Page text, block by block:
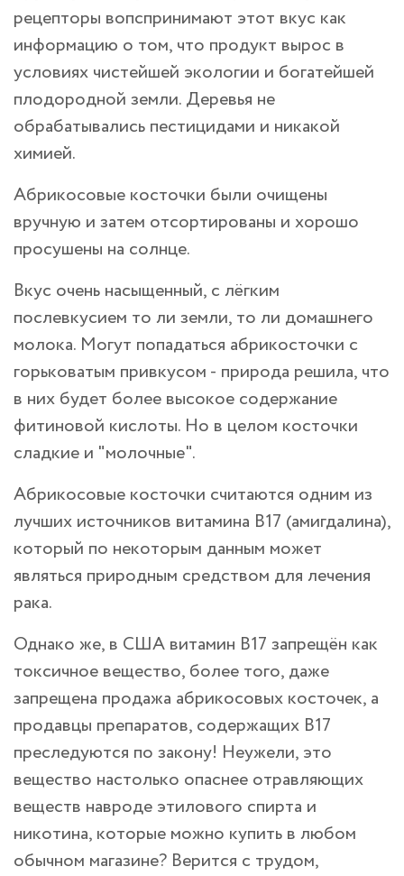
рецепторы вопспринимают этот вкус как
информацию о том, что продукт вырос в
условиях чистейшей экологии и богатейшей
плодородной земли. Деревья не
обрабатывались пестицидами и никакой
химией.
Абрикосовые косточки были очищены
вручную и затем отсортированы и хорошо
просушены на солнце.
Вкус очень насыщенный, с лёгким
послевкусием то ли земли, то ли домашнего
молока. Могут попадаться абрикосточки с
горьковатым привкусом - природа решила, что
в них будет более высокое содержание
фитиновой кислоты. Но в целом косточки
сладкие и "молочные".
Абрикосовые косточки считаются одним из
лучших источников витамина B17 (амигдалина),
который по некоторым данным может
являться природным средством для лечения
рака.
Однако же, в США витамин B17 запрещён как
токсичное вещество, более того, даже
запрещена продажа абрикосовых косточек, а
продавцы препаратов, содержащих B17
преследуются по закону! Неужели, это
вещество настолько опаснее отравляющих
веществ навроде этилового спирта и
никотина, которые можно купить в любом
обычном магазине? Верится с трудом,